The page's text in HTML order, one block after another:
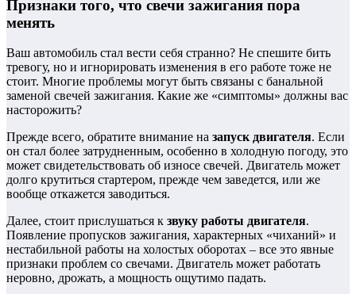
Признаки того, что свечи зажигания пора
менять
Ваш автомобиль стал вести себя странно? Не спешите бить
тревогу, но и игнорировать изменения в его работе тоже не
стоит. Многие проблемы могут быть связаны с банальной
заменой свечей зажигания. Какие же «симптомы» должны вас
насторожить?
Прежде всего, обратите внимание на запуск двигателя. Если
он стал более затрудненным, особенно в холодную погоду, это
может свидетельствовать об износе свечей. Двигатель может
долго крутиться стартером, прежде чем заведется, или же
вообще откажется заводиться.
Далее, стоит прислушаться к звуку работы двигателя.
Появление пропусков зажигания, характерных «чиханий» и
нестабильной работы на холостых оборотах – все это явные
признаки проблем со свечами. Двигатель может работать
неровно, дрожать, а мощность ощутимо падать.